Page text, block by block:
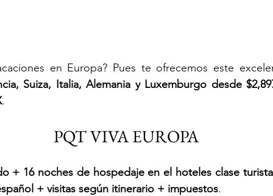
en Europa? Pues te ofrecemos este
Suiza, Italia, Alemania y Luxemburgo desde
.
PQT VIVA EUROPA
+ 16 noches de hospedaje en el hoteles clase
+ visitas según itinerario + impuestos.